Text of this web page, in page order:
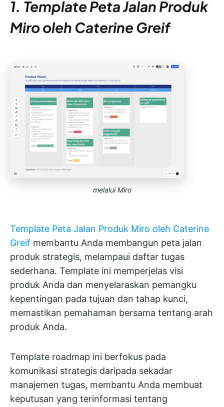
1. Template Peta Jalan Produk
Miro oleh Caterine Greif
melalui Miro
Template Peta Jalan Produk Miro oleh Caterine
Greif membantu Anda membangun peta jalan
produk strategis, melampaui daftar tugas
sederhana. Template ini memperjelas visi
produk Anda dan menyelaraskan pemangku
kepentingan pada tujuan dan tahap kunci,
memastikan pemahaman bersama tentang arah
produk Anda.
Template roadmap ini berfokus pada
komunikasi strategis daripada sekadar
manajemen tugas, membantu Anda membuat
keputusan yang terinformasi tentang